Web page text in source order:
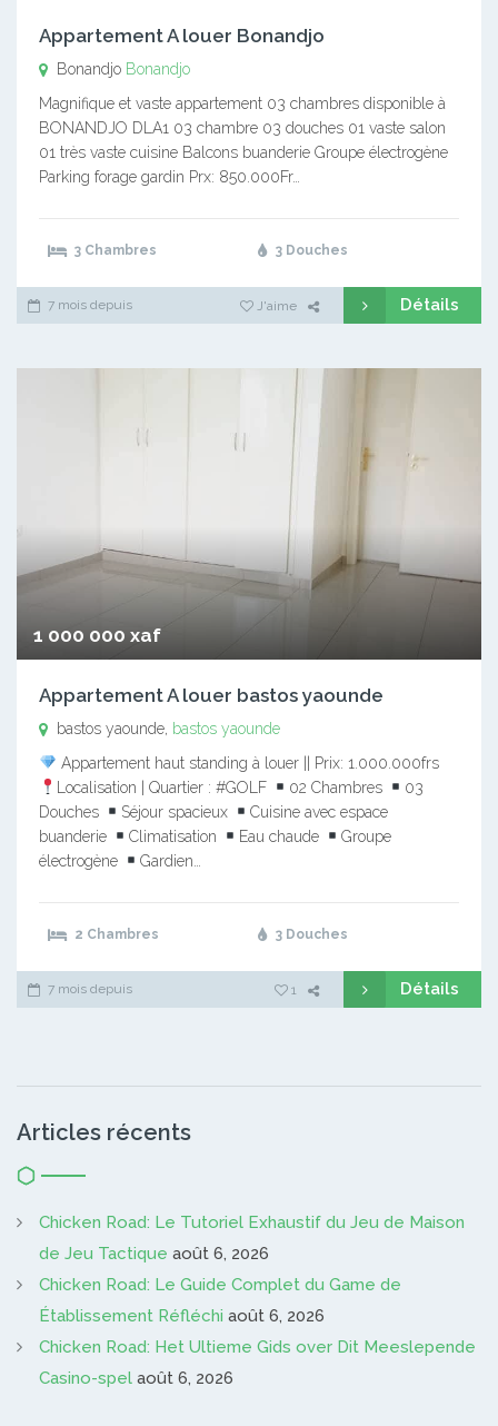
Appartement A louer Bonandjo
Bonandjo Bonandjo
Magnifique et vaste appartement 03 chambres disponible à
BONANDJO DLA1 03 chambre 03 douches 01 vaste salon
01 très vaste cuisine Balcons buanderie Groupe électrogène
Parking forage gardin Prx: 850.000Fr…
3 Chambres 3 Douches
7 mois depuis J'aime Détails
1 000 000 xaf
Appartement A louer bastos yaounde
bastos yaounde, bastos yaounde
Appartement haut standing à louer || Prix: 1.000.000frs
Localisation | Quartier : #GOLF
02 Chambres
03
Douches
Séjour spacieux
Cuisine avec espace
buanderie
Climatisation Eau chaude
Groupe
électrogène
Gardien…
2 Chambres 3 Douches
7 mois depuis 1 Détails
Articles récents
Chicken Road: Le Tutoriel Exhaustif du Jeu de Maison
de Jeu Tactique août 6, 2026
Chicken Road: Le Guide Complet du Game de
Établissement Réfléchi août 6, 2026
Chicken Road: Het Ultieme Gids over Dit Meeslepende
Casino-spel août 6, 2026